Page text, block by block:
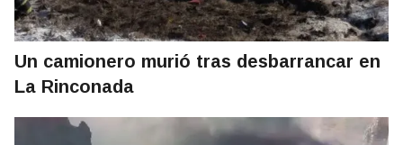
Un camionero murió tras desbarrancar en
La Rinconada